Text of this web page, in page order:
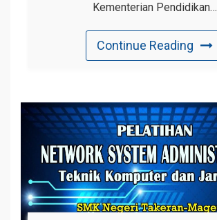
Kementerian Pendidikan…
Continue Reading